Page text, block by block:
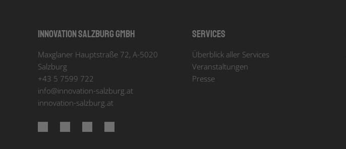
Innovation Salzburg GmbH
Maxglaner Hauptstraße 72, A-5020
Salzburg
+43 5 7599 722
info@innovation-salzburg.at
innovation-salzburg.at
Services
Überblick aller Services
Veranstaltungen
Presse